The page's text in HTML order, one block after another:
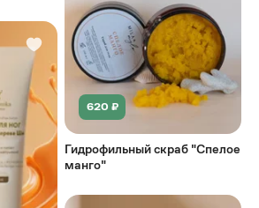
620 ₽
Гидрофильный скраб "Спелое
манго"